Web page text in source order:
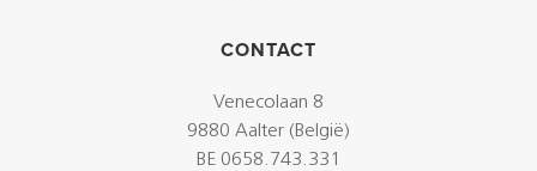
CONTACT
Venecolaan 8
9880 Aalter (België)
BE 0658.743.331